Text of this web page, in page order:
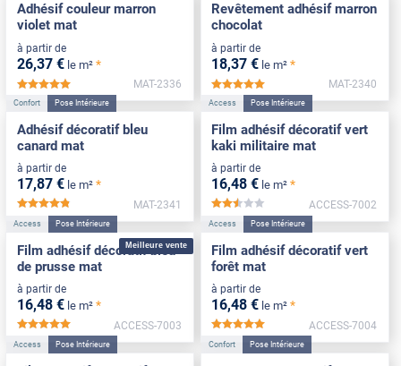
Adhésif couleur marron
violet mat
à partir de
26,37 € le m² *
*****
MAT-2336
Revêtement adhésif marron
chocolat
à partir de
18,37 € le m² *
MAT-2340
Confort Pose Intérieure
Adhésif décoratif bleu
canard mat
à partir de
17,87 € le m² *
MAT-2341
Access Pose Intérieure
Film adhésif décoratif vert
kaki militaire mat
à partir de
16,48 € le m² *
*****
ACCESS-7002
Meilleure vente
Access Pose Intérieure
Film adhésif décoratif bleu
de prusse mat
à partir de
16,48 € le m² *
*****
ACCESS-7003
Access Pose Intérieure
Film adhésif décoratif vert
forêt mat
à partir de
16,48 € le m² *
ACCESS-7004
Access Pose Intérieure Confort Pose Intérieure